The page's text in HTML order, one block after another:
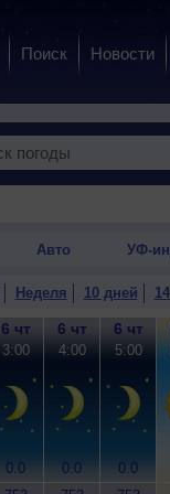
Поиск Новости
Авто УФ-
Неделя 10 дней
6 чт
3:00
0.0
6 чт
4:00
0.0
6 чт
5:00
0.0